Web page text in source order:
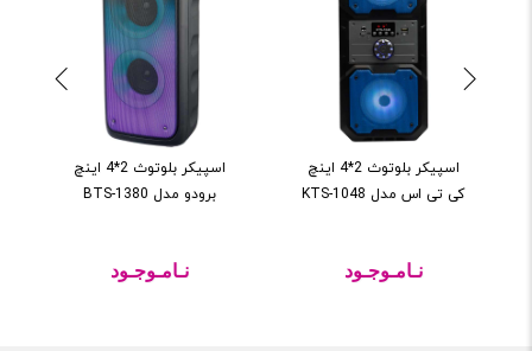
اسپیکر بلوتوث 2*4 اینچ
کی تی اس مدل KTS-1048
نـامـوجـود
اسپيکر بلوتوث 2*4 اينچ
برودو مدل BTS-1380
نـامـوجـود